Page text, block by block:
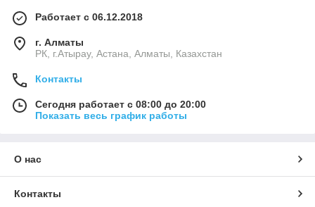
Работает с 06.12.2018
г. Алматы
РК, г.Атырау, Астана, Алматы, Казахстан
Контакты
Сегодня работает с 08:00 до 20:00
Показать весь график работы
О нас
Контакты